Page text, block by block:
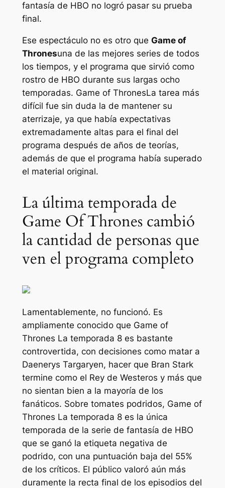
fantasía de HBO no logró pasar su prueba
final.
Ese espectáculo no es otro que Game of
Thronesuna de las mejores series de todos
los tiempos, y el programa que sirvió como
rostro de HBO durante sus largas ocho
temporadas. Game of ThronesLa tarea más
difícil fue sin duda la de mantener su
aterrizaje, ya que había expectativas
extremadamente altas para el final del
programa después de años de teorías,
además de que el programa había superado
el material original.
La última temporada de
Game Of Thrones cambió
la cantidad de personas que
ven el programa completo
Lamentablemente, no funcionó. Es
ampliamente conocido que Game of
Thrones La temporada 8 es bastante
controvertida, con decisiones como matar a
Daenerys Targaryen, hacer que Bran Stark
termine como el Rey de Westeros y más que
no sientan bien a la mayoría de los
fanáticos. Sobre tomates podridos, Game of
Thrones La temporada 8 es la única
temporada de la serie de fantasía de HBO
que se ganó la etiqueta negativa de
podrido, con una puntuación baja del 55%
de los críticos. El público valoró aún más
duramente la recta final de los episodios del